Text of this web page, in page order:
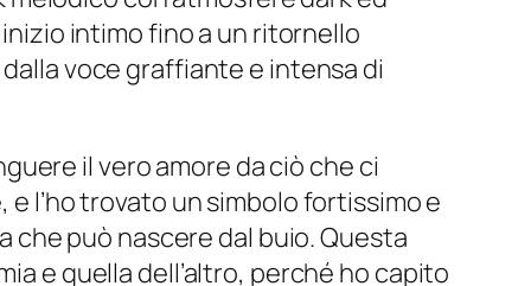
intimo fino a un ritornello
voce graffiante e intensa di
il vero amore da ciò che ci
l’ho trovato un simbolo fortissimo e
può nascere dal buio. Questa
e quella dell’altro, perché ho capito